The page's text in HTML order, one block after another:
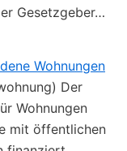
Gesetzgeber…
Wohnungen
Der
Wohnungen
mit öffentlichen